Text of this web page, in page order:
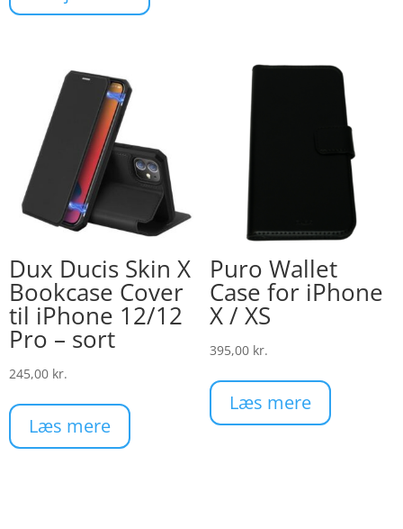
var:
er:
Dux Ducis Skin X
Bookcase Cover
til iPhone 12/12
Pro – sort
245,00 kr.
Læs mere
Puro Wallet
Case for iPhone
X / XS
395,00 kr.
Læs mere